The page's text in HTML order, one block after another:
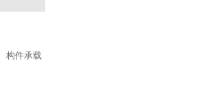
构件承载